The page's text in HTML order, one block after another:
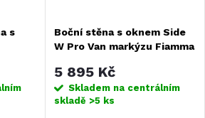
s
Boční stěna s oknem Side
W Pro Van markýzu Fiamma
5 895 Kč
Skladem na centrálním
skladě >5 ks